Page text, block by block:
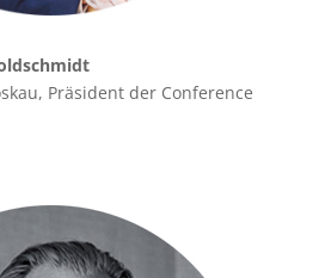
Präsident der Conference